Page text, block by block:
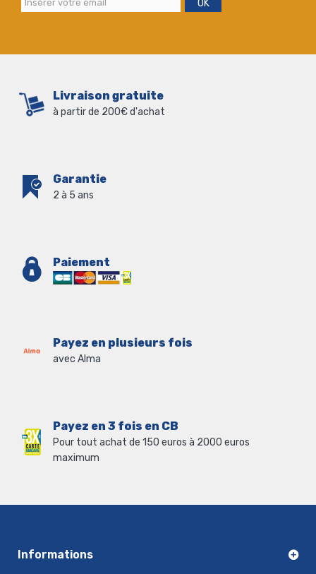
OK
Livraison gratuite
à partir de 200€ d'achat
Garantie
2 à 5 ans
Paiement
Payez en plusieurs fois
avec Alma
Payez en 3 fois en CB
Pour tout achat de 150 euros à 2000 euros
maximum
Informations